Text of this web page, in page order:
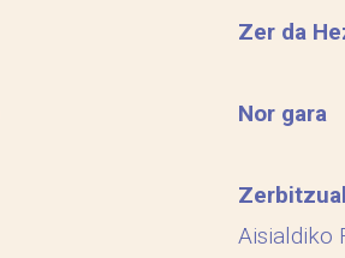
Zer da
Nor gara
Aisialdiko